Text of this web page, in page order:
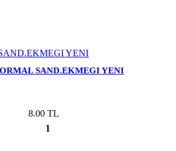
SAND.EKMEGI YENI
8.00 TL
1